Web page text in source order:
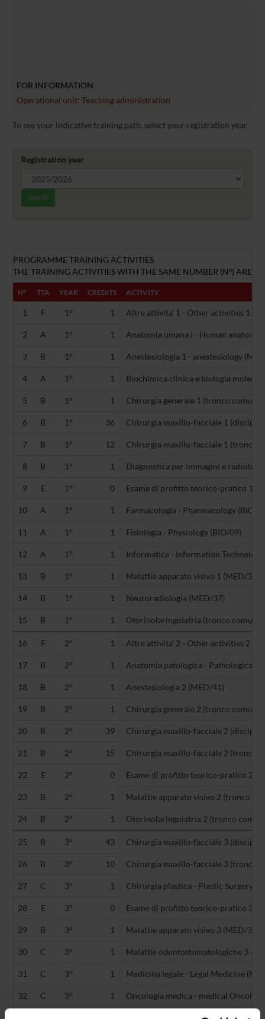
FOR INFORMATION
Operational unit: Teaching administration
To see your indicative training path, select your registration year
Registration year
search
PROGRAMME TRAINING ACTIVITIES
THE TRAINING ACTIVITIES WITH THE SAME NUMBER (Nº) ARE
Nº TTA YEAR CREDITS ACTIVITY
1 F 1° 1 Altre attivita' 1 - Other activities 1 (-)
2 A 1° 1 Anatomia umana i - Human anatomy
3 B 1° 1 Anestesiologia 1 - anestesiology
4 A 1° 1 Biochimica clinica e biologia
5 B 1° 1 Chirurgia generale 1 (tronco comune
6 B 1° 36 Chirurgia maxillo-facciale 1
7 B 1° 12 Chirurgia maxillo-facciale 1 (tronco
8 B 1° 1 Diagnostica per immagini e
9 E 1° 0 Esame di profitto teorico-pratico 1 (-)
10 A 1° 1 Farmacologia - Pharmacology (BIO/
11 A 1° 1 Fisiologia - Physiology (BIO/09)
12 A 1° 1 Informatica - Information Technology
13 B 1° 1 Malattie apparato visivo 1 (MED/30)
14 B 1° 1 Neuroradiologia (MED/37)
15 B 1° 1 Otorinolaringoiatria (tronco comune
16 F 2° 1 Altre attivita' 2 - Other activities 2 (-)
17 B 2° 1 Anatomia patologica - Pathological
18 B 2° 1 Anestesiologia 2 (MED/41)
19 B 2° 1 Chirurgia generale 2 (tronco comune
20 B 2° 39 Chirurgia maxillo-facciale 2
21 B 2° 15 Chirurgia maxillo-facciale 2 (tronco
22 E 2° 0 Esame di profitto teorico-pratico 2 (-)
23 B 2° 1 Malattie apparato visivo 2 (tronco
24 B 2° 1 Otorinolaringoiatria 2 (tronco
25 B 3° 43 Chirurgia maxillo-facciale 3
26 B 3° 10 Chirurgia maxillo-facciale 3 (tronco
27 C 3° 1 Chirurgia plastica - Plastic Surgery
28 E 3° 0 Esame di profitto teorico-pratico 3 (-)
29 B 3° 1 Malattie apparato visivo 3 (MED/30)
30 C 3° 1 Malattie odontostomatologiche 3 -
31 C 3° 1 Medicina legale - Legal Medicine
32 C 3° 1 Oncologia medica - medical